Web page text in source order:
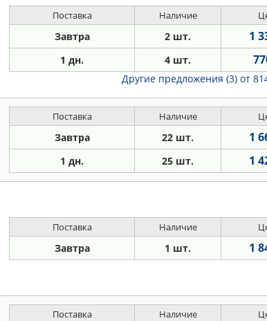
Поставка Наличие
Завтра 2 шт. 1
1 дн. 4 шт.
Другие предложения (3) от
Поставка Наличие
Завтра 22 шт. 1
1 дн. 25 шт. 1
Поставка Наличие
Завтра 1 шт. 1
Поставка Наличие